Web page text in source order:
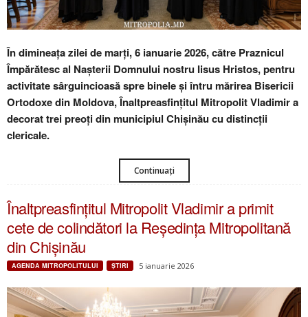
În dimineața zilei de marți, 6 ianuarie 2026, către Praznicul
Împărătesc al Nașterii Domnului nostru Iisus Hristos, pentru
activitate sârguincioasă spre binele și întru mărirea Bisericii
Ortodoxe din Moldova, Înaltpreasfințitul Mitropolit Vladimir a
decorat trei preoți din municipiul Chișinău cu distincții
clericale.
Continuați
Înaltpreasfințitul Mitropolit Vladimir a primit
cete de colindători la Reședința Mitropolitană
din Chișinău
AGENDA MITROPOLITULUI ŞTIRI 5 ianuarie 2026